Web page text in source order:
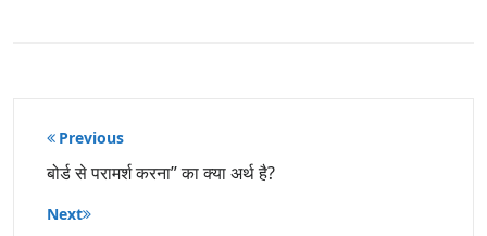
पोस्ट
नेविगेशन
Previous
बोर्ड से परामर्श करना” का क्या अर्थ है?
Next